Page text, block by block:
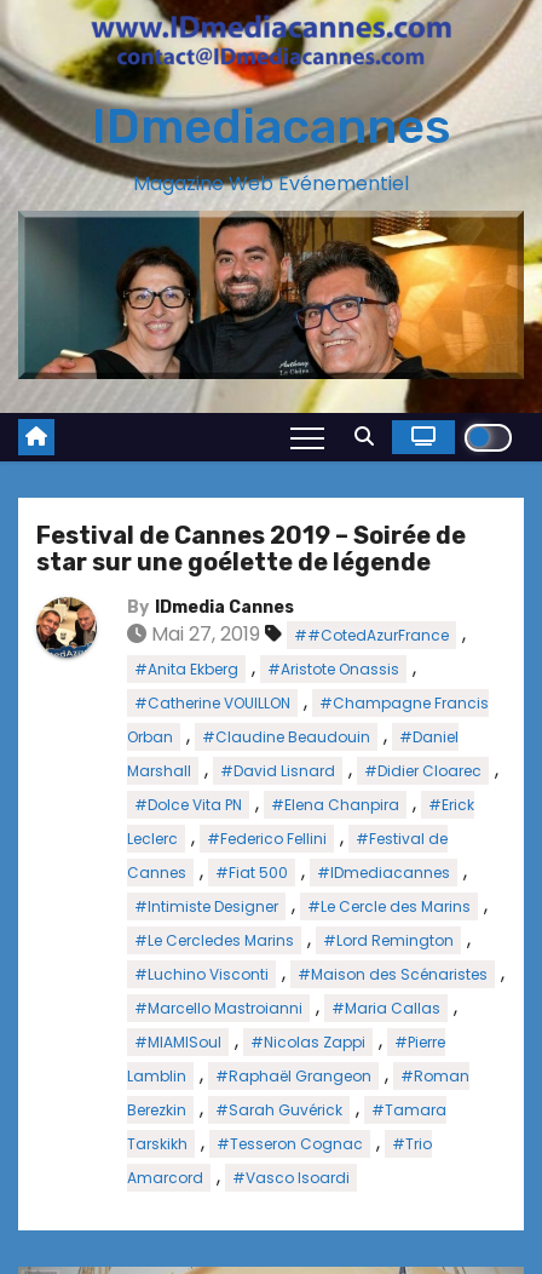
IDmediacannes
Magazine Web Evénementiel
Festival de Cannes 2019 – Soirée de
star sur une goélette de légende
By IDmedia Cannes
Mai 27, 2019 ##CotedAzurFrance ,
#Anita Ekberg , #Aristote Onassis ,
#Catherine VOUILLON ,
#Champagne Francis
Orban
, #Claudine Beaudouin ,
#Daniel
Marshall
, #David Lisnard , #Didier Cloarec ,
#Dolce Vita PN , #Elena Chanpira ,
#Erick
Leclerc
, #Federico Fellini ,
#Festival de
Cannes
, #Fiat 500 , #IDmediacannes ,
#Intimiste Designer , #Le Cercle des Marins ,
#Le Cercledes Marins , #Lord Remington ,
#Luchino Visconti , #Maison des Scénaristes ,
#Marcello Mastroianni , #Maria Callas ,
#MIAMISoul , #Nicolas Zappi ,
#Pierre
Lamblin
, #Raphaël Grangeon ,
#Roman
Berezkin
, #Sarah Guvérick ,
#Tamara
Tarskikh
, #Tesseron Cognac ,
#Trio
Amarcord
, #Vasco Isoardi